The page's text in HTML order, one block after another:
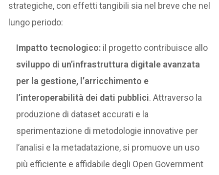
strategiche, con effetti tangibili sia nel breve che nel
lungo periodo:
Impatto tecnologico: il progetto contribuisce allo
sviluppo di un’infrastruttura digitale avanzata
per la gestione, l’arricchimento e
l’interoperabilità dei dati pubblici. Attraverso la
produzione di dataset accurati e la
sperimentazione di metodologie innovative per
l’analisi e la metadatazione, si promuove un uso
più efficiente e affidabile degli Open Government